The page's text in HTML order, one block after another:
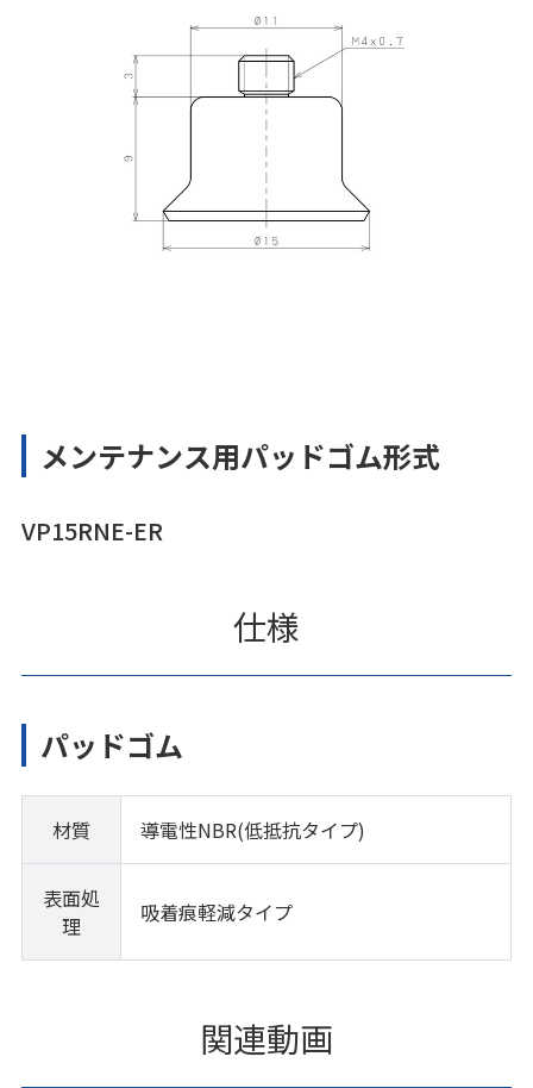
メンテナンス用パッドゴム形式
VP15RNE-ER
仕様
パッドゴム
材質 導電性NBR(低抵抗タイプ)
表面処
理
吸着痕軽減タイプ
関連動画